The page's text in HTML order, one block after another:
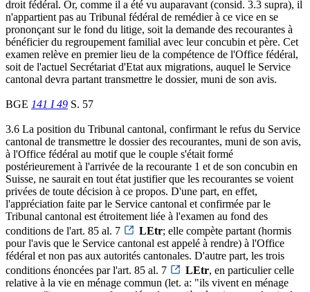
droit fédéral. Or, comme il a été vu auparavant (consid. 3.3 supra), il
n'appartient pas au Tribunal fédéral de remédier à ce vice en se
prononçant sur le fond du litige, soit la demande des recourantes à
bénéficier du regroupement familial avec leur concubin et père. Cet
examen relève en premier lieu de la compétence de l'Office fédéral,
soit de l'actuel Secrétariat d'Etat aux migrations, auquel le Service
cantonal devra partant transmettre le dossier, muni de son avis.
BGE 141 I 49 S. 57
3.6 La position du Tribunal cantonal, confirmant le refus du Service
cantonal de transmettre le dossier des recourantes, muni de son avis,
à l'Office fédéral au motif que le couple s'était formé
postérieurement à l'arrivée de la recourante 1 et de son concubin en
Suisse, ne saurait en tout état justifier que les recourantes se voient
privées de toute décision à ce propos. D'une part, en effet,
l'appréciation faite par le Service cantonal et confirmée par le
Tribunal cantonal est étroitement liée à l'examen au fond des
conditions de l'art. 85 al. 7
LEtr; elle compète partant (hormis
pour l'avis que le Service cantonal est appelé à rendre) à l'Office
fédéral et non pas aux autorités cantonales. D'autre part, les trois
conditions énoncées par l'art. 85 al. 7
LEtr, en particulier celle
relative à la vie en ménage commun (let. a: "ils vivent en ménage